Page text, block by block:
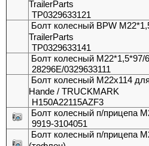
TrailerParts
TP0329633121
Болт колесный BPW
TrailerParts
TP0329633141
Болт колесный М22*1,5*97/
28296E/0329633111
Болт колесный М22х114
Hande / TRUCKMARK
H150A22115AZF3
Болт колесный п/прицепа
9919-3104051
Болт колесный п/прицепа